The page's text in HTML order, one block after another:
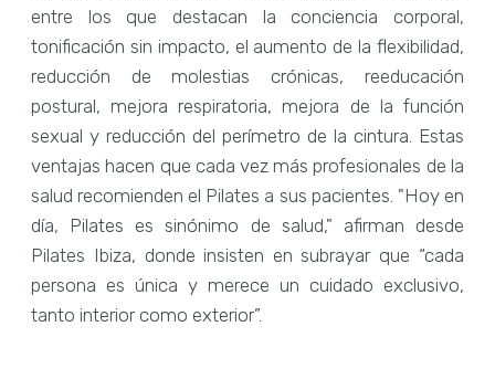
entre los que destacan la conciencia corporal,
tonificación sin impacto, el aumento de la flexibilidad,
reducción de molestias crónicas, reeducación
postural, mejora respiratoria, mejora de la función
sexual y reducción del perímetro de la cintura. Estas
ventajas hacen que cada vez más profesionales de la
salud recomienden el Pilates a sus pacientes. "Hoy en
día, Pilates es sinónimo de salud," afirman desde
Pilates Ibiza, donde insisten en subrayar que “cada
persona es única y merece un cuidado exclusivo,
tanto interior como exterior”.